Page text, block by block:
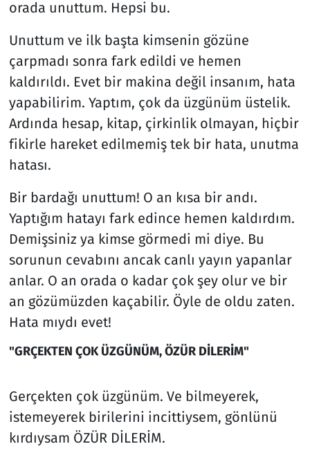
orada unuttum. Hepsi bu.
Unuttum ve ilk başta kimsenin gözüne
çarpmadı sonra fark edildi ve hemen
kaldırıldı. Evet bir makina değil insanım, hata
yapabilirim. Yaptım, çok da üzgünüm üstelik.
Ardında hesap, kitap, çirkinlik olmayan, hiçbir
fikirle hareket edilmemiş tek bir hata, unutma
hatası.
Bir bardağı unuttum! O an kısa bir andı.
Yaptığım hatayı fark edince hemen kaldırdım.
Demişsiniz ya kimse görmedi mi diye. Bu
sorunun cevabını ancak canlı yayın yapanlar
anlar. O an orada o kadar çok şey olur ve bir
an gözümüzden kaçabilir. Öyle de oldu zaten.
Hata mıydı evet!
"GRÇEKTEN ÇOK ÜZGÜNÜM, ÖZÜR DİLERİM"
Gerçekten çok üzgünüm. Ve bilmeyerek,
istemeyerek birilerini incittiysem, gönlünü
kırdıysam ÖZÜR DİLERİM.